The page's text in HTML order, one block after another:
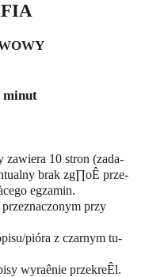
minut
zawiera 10 stron (zada-
brak zg∏oÊ prze-
egzamin.
przy
pióra z czarnym tu-
wyraênie przekreÊl.